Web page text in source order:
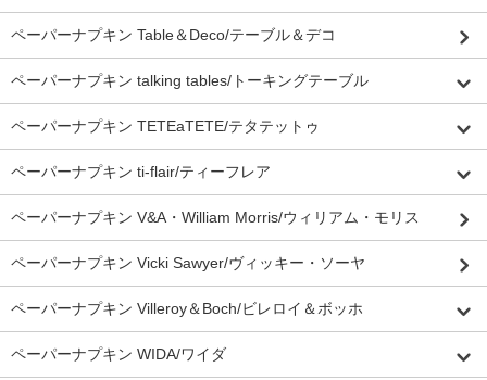
ペーパーナプキン Table＆Deco/テーブル＆デコ
ペーパーナプキン talking tables/トーキングテーブル
ペーパーナプキン TETEaTETE/テタテットゥ
ペーパーナプキン ti-flair/ティーフレア
ペーパーナプキン V&A・William Morris/ウィリアム・モリス
ペーパーナプキン Vicki Sawyer/ヴィッキー・ソーヤ
ペーパーナプキン Villeroy＆Boch/ビレロイ＆ボッホ
ペーパーナプキン WIDA/ワイダ